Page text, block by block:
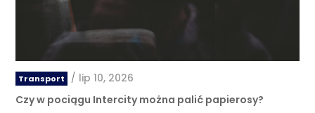
Transport / lip 10, 2026
Czy w pociągu Intercity można palić papierosy?